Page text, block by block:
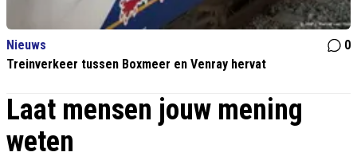
Nieuws
0
Treinverkeer tussen Boxmeer en Venray hervat
Laat mensen jouw mening
weten